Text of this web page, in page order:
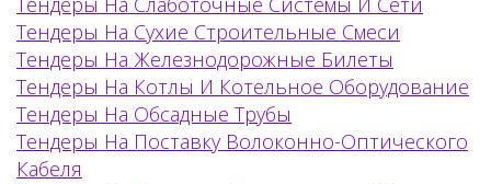
Тендеры На Сухие Строительные Смеси
Тендеры На Железнодорожные Билеты
Тендеры На Котлы И Котельное Оборудование
Тендеры На Обсадные Трубы
Тендеры На Поставку Волоконно-Оптического
Кабеля